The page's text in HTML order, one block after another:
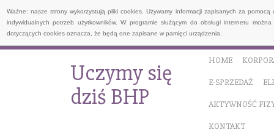
Ważne: nasze strony wykorzystują pliki cookies. Używamy informacji zapisanych za
indywidualnych potrzeb użytkowników. W programie służącym do obsługi internetu
dotyczących cookies oznacza, że będą one zapisane w pamięci urządzenia.
HOME
E-SPRZEDAŻ
AKTYWNOŚĆ
KONTAKT
Uczymy się
dziś BHP